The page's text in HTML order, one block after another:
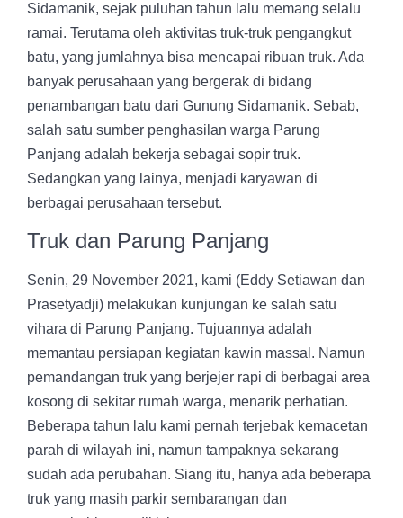
Sidamanik, sejak puluhan tahun lalu memang selalu
ramai. Terutama oleh aktivitas truk-truk pengangkut
batu, yang jumlahnya bisa mencapai ribuan truk. Ada
banyak perusahaan yang bergerak di bidang
penambangan batu dari Gunung Sidamanik. Sebab,
salah satu sumber penghasilan warga Parung
Panjang adalah bekerja sebagai sopir truk.
Sedangkan yang lainya, menjadi karyawan di
berbagai perusahaan tersebut.
Truk dan Parung Panjang
Senin, 29 November 2021, kami (Eddy Setiawan dan
Prasetyadji) melakukan kunjungan ke salah satu
vihara di Parung Panjang. Tujuannya adalah
memantau persiapan kegiatan kawin massal. Namun
pemandangan truk yang berjejer rapi di berbagai area
kosong di sekitar rumah warga, menarik perhatian.
Beberapa tahun lalu kami pernah terjebak kemacetan
parah di wilayah ini, namun tampaknya sekarang
sudah ada perubahan. Siang itu, hanya ada beberapa
truk yang masih parkir sembarangan dan